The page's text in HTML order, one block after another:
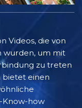
Videos, die von
wurden, um mit
zu treten
bietet einen
Know-how